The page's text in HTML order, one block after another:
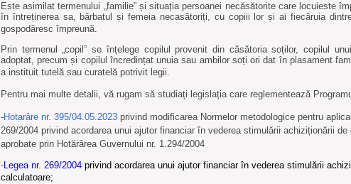
Este asimilat termenului „familie” și situația persoanei necăsătorite care locuieste
în întreținerea sa, bărbatul și femeia necasătoriți, cu copiii lor și ai fiecăruia
gospodăresc împreună.
Prin termenul „copil” se înțelege copilul provenit din căsătoria soților, copilul
adoptat, precum și copilul încredințat unuia sau ambilor soți ori dat în plasament
a instituit tutelă sau curatelă potrivit legii.
Pentru mai multe detalii, vă rugam să studiați legislația care reglementează
-Hotarâre nr. 395/04.05.2023 privind modificarea Normelor metodologice pentru
269/2004 privind acordarea unui ajutor financiar în vederea stimulării achiziționării de
aprobate prin Hotărârea Guvernului nr. 1.294/2004
-Legea nr. 269/2004 privind acordarea unui ajutor financiar în vederea stimulării
calculatoare;